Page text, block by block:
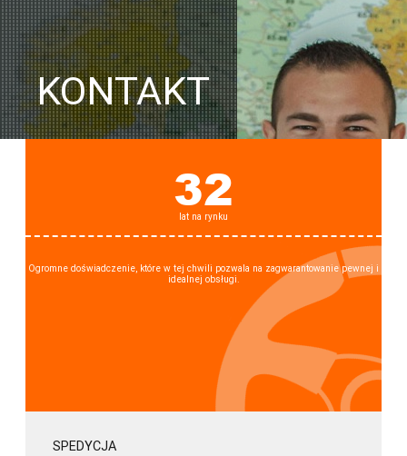
KONTAKT
32
lat na rynku
Ogromne doświadczenie, które w tej chwili pozwala na zagwarantowanie pewnej i
idealnej obsługi.
SPEDYCJA